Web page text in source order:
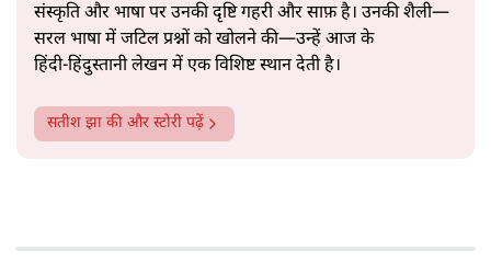
संस्कृति और भाषा पर उनकी दृष्टि गहरी और साफ़ है। उनकी शैली—
सरल भाषा में जटिल प्रश्नों को खोलने की—उन्हें आज के
हिंदी‑हिंदुस्तानी लेखन में एक विशिष्ट स्थान देती है।
सतीश झा की और स्टोरी पढ़ें